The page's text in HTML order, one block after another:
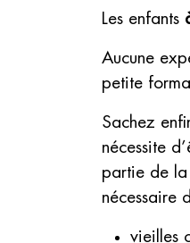
Les enfants
Aucune
petite
Sachez
nécessite
partie de la
nécessaire
vieilles